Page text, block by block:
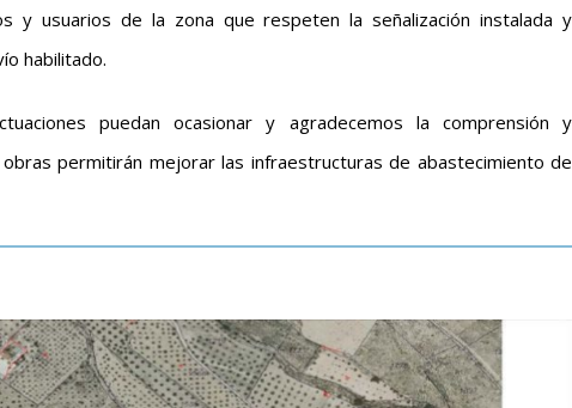
y usuarios de la zona que respeten la señalización instalada y
habilitado.
puedan ocasionar y agradecemos la comprensión y
permitirán mejorar las infraestructuras de abastecimiento de